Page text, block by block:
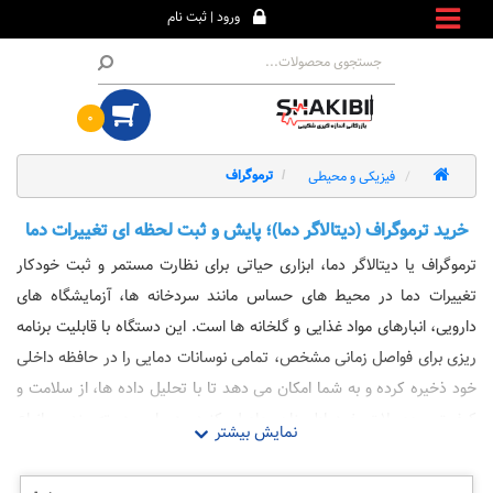
ورود | ثبت نام
۰
فیزیکی و محیطی ترموگراف
خرید ترموگراف (دیتالاگر دما)؛ پایش و ثبت لحظه ای تغییرات دما
ترموگراف یا دیتالاگر دما، ابزاری حیاتی برای نظارت مستمر و ثبت خودکار
تغییرات دما در محیط های حساس مانند سردخانه ها، آزمایشگاه های
دارویی، انبارهای مواد غذایی و گلخانه ها است. این دستگاه با قابلیت برنامه
ریزی برای فواصل زمانی مشخص، تمامی نوسانات دمایی را در حافظه داخلی
خود ذخیره کرده و به شما امکان می دهد تا با تحلیل داده ها، از سلامت و
کیفیت محصولات خود اطمینان حاصل کنید. در این دسته بندی، انواع
ترموگراف های دیجیتال با قابلیت اتصال به کامپیوتر و وای فای، مجهز به
سنسورهای با دقت بالا و آلارم هشدار در صورت عبور دما از محدوده مجاز را